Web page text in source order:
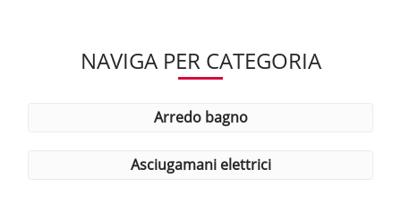
NAVIGA PER CATEGORIA
arredo bagno
asciugamani elettrici